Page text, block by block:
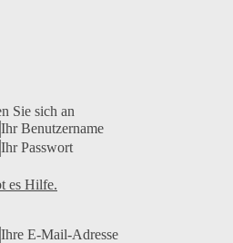
Sie sich an
Ihr Benutzername
Ihr Passwort
es Hilfe.
Ihre E-Mail-Adresse